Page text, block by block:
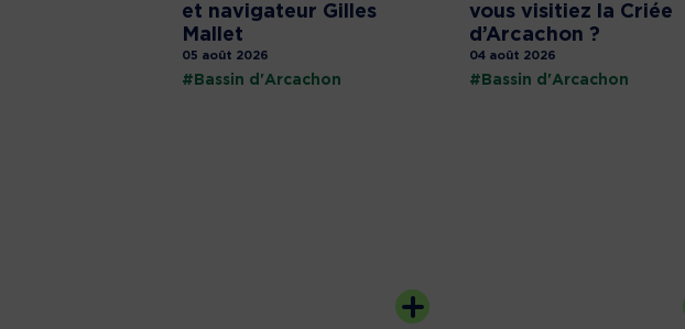
et navigateur Gilles
Mallet
05 août 2026
#Bassin d'Arcachon
vous visitiez la Criée
d’Arcachon ?
04 août 2026
#Bassin d'Arcachon